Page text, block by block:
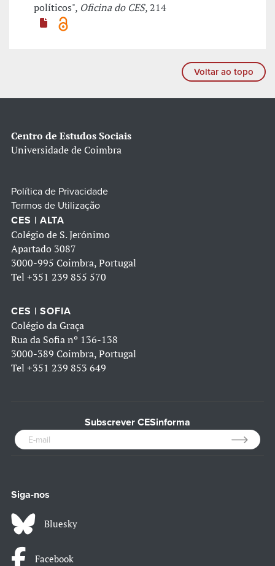
políticos", Oficina do CES, 214
Voltar ao topo
Centro de Estudos Sociais
Universidade de Coimbra
Política de Privacidade
Termos de Utilização
CES | ALTA
Colégio de S. Jerónimo
Apartado 3087
3000-995 Coimbra, Portugal
Tel +351 239 855 570
CES | SOFIA
Colégio da Graça
Rua da Sofia nº 136-138
3000-389 Coimbra, Portugal
Tel +351 239 853 649
Subscrever CESinforma
Siga-nos
Bluesky
Facebook